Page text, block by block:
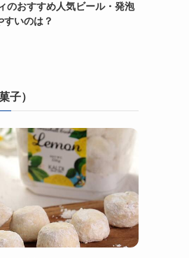
のおすすめ人気ビール・発泡
すいのは？
子）